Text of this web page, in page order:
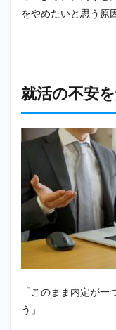
就活
サー
就活
して
みる
3
就活
なけ
れば
なら
ない
とい
うも
はな
をやめたいと思う原
就活の不安
「このまま内定が
う」